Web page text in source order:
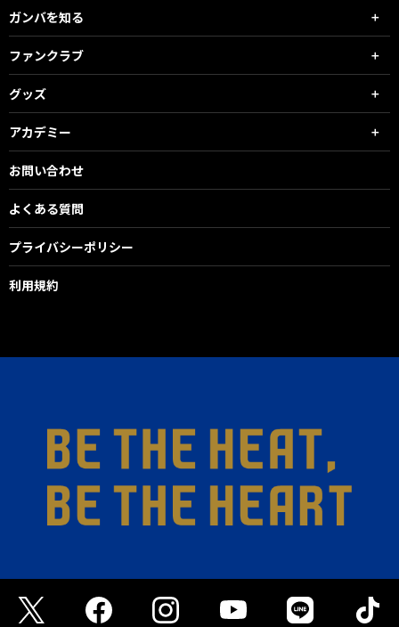
ガンバを知る
ファンクラブ
グッズ
アカデミー
お問い合わせ
よくある質問
プライバシーポリシー
利用規約